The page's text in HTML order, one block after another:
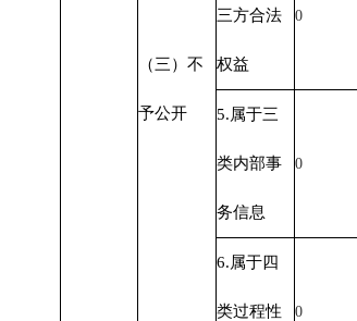
（三）不
予公开
三方合法
权益
0
5.属于三
类内部事
务信息
0
6.属于四
类过程性 0